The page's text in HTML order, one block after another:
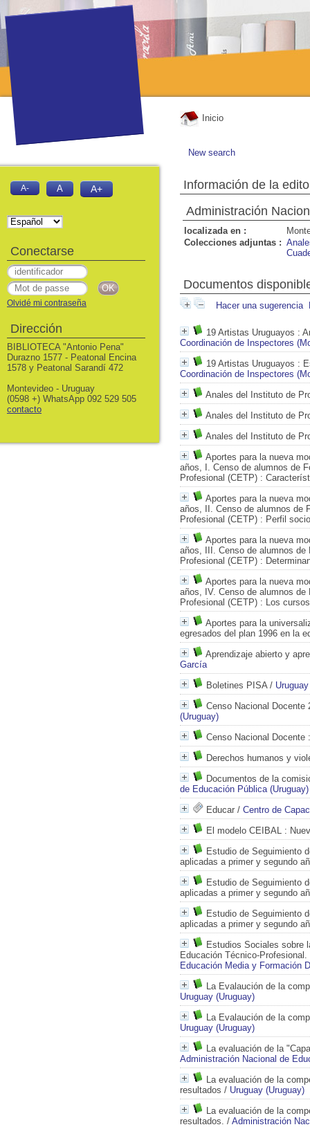
Inicio
New search
Información de la
Administración
localizada en :
Colecciones adjuntas :
Documentos
Hacer una sugerencia
19 Artistas Uruguayos :
Coordinación de Inspectores
19 Artistas Uruguayos :
Coordinación de Inspectores
Anales del Instituto de
Anales del Instituto de
Anales del Instituto de
Aportes para la nueva
años, I. Censo de alumnos de
Profesional (CETP) :
Aportes para la nueva
años, II. Censo de alumnos de
Profesional (CETP) : Perfil
Aportes para la nueva
años, III. Censo de alumnos
Profesional (CETP) :
Aportes para la nueva
años, IV. Censo de alumnos
Profesional (CETP) : Los
Aportes para la
egresados del plan 1996 en la
Aprendizaje abierto y
García
Boletines PISA/
Censo Nacional Docente
(Uruguay)
Censo Nacional Docente
Derechos humanos y
Documentos de la
de Educación Pública (Uruguay)
Educar / Centro de
El modelo CEIBAL :
Estudio de Seguimiento
aplicadas a primer y segundo
Estudio de Seguimiento
aplicadas a primer y segundo
Estudio de Seguimiento
aplicadas a primer y segundo
Estudios Sociales sobre
Educación Técnico-Profesional.
Educación Media y Formación
La Evalaución de la
Uruguay (Uruguay)
La Evalaución de la
Uruguay (Uruguay)
La evaluación de la
Administración Nacional de
La evaluación de la
resultados / Uruguay (Uruguay)
La evaluación de la
resultados. / Administración
A- A A+
Conectarse
Olvidé mi contraseña
Dirección
BIBLIOTECA "Antonio Pena"
Durazno 1577 - Peatonal Encina
1578 y Peatonal Sarandí 472
Montevideo - Uruguay
(0598 +) WhatsApp 092 529 505
contacto